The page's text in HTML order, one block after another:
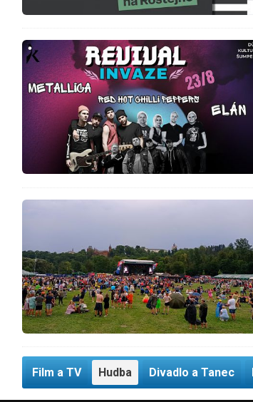
Film a TV Hudba Divadlo a Tanec